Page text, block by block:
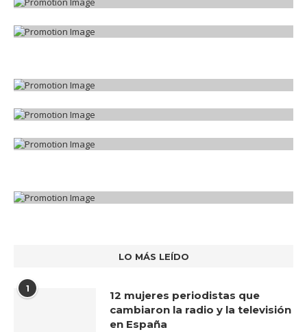
LO MÁS LEÍDO
1
12 mujeres periodistas que
cambiaron la radio y la televisión
en España